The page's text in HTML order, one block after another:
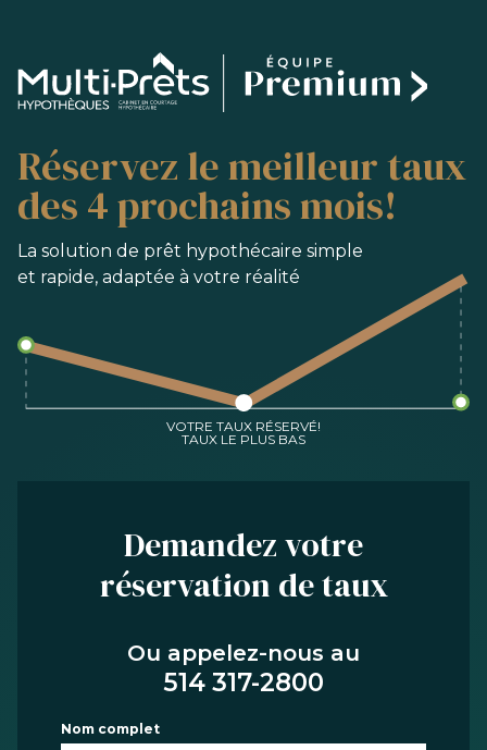
ACHAT
REFINANCEMENT
RENOUVELLEMENT
PRÉ-AUTORISATION
OUTILS
NOUS JOINDRE
ÉQUIPE
Réservez le meilleur taux
des 4 prochains mois!
La solution de prêt hypothécaire simple
et rapide, adaptée à votre réalité
VOTRE TAUX RÉSERVÉ!
TAUX LE PLUS BAS
Demandez votre
réservation de taux
Ou appelez-nous au
514 317-2800
Nom complet